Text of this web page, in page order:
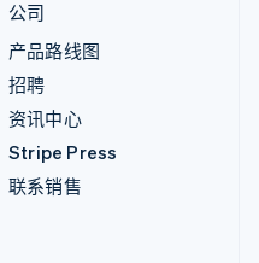
公司
产品路线图
招聘
资讯中心
Stripe Press
联系销售